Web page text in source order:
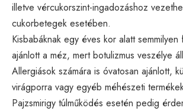
illetve vércukorszint-ingadozáshoz
cukorbetegek esetében.
Kisbabáknak egy éves kor alatt semmilyen
ajánlott a méz, mert botulizmus veszélye
Allergiások számára is óvatosan ajánlott,
virágporra vagy egyéb méhészeti
Pajzsmirigy túlműködés esetén pedig